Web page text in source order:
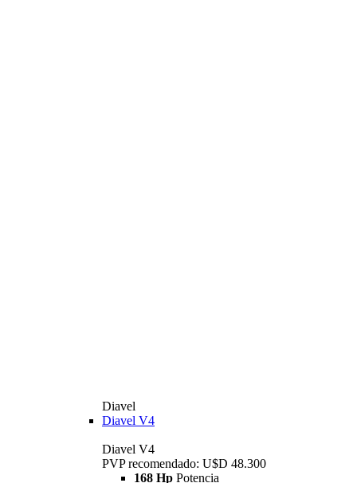
Diavel
Diavel V4
Diavel V4
PVP recomendado: U$D 48.300
168 Hp Potencia